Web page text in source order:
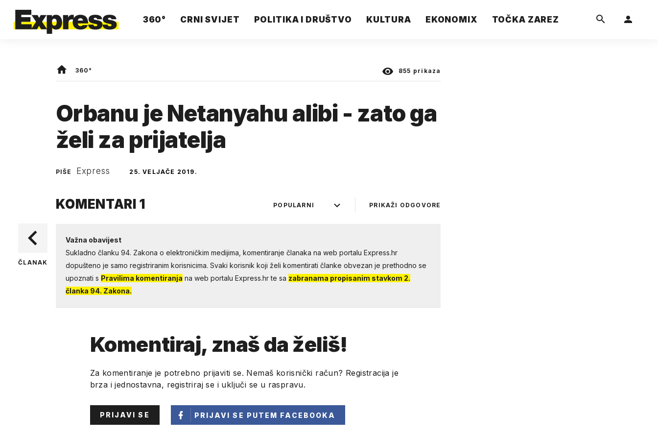
360° CRNI SVIJET POLITIKA I DRUŠTVO KULTURA EKONOMIX TOČKA ZAREZ
360° 855 prikaza
Orbanu je Netanyahu alibi - zato ga
želi za prijatelja
PIŠE Express 25. VELJAČE 2019.
ČLANAK
KOMENTARI 1 PRIKAŽI ODGOVORE
POPULARNI
Važna obavijest
Sukladno članku 94. Zakona o elektroničkim medijima, komentiranje članaka na web portalu Express.hr
dopušteno je samo registriranim korisnicima. Svaki korisnik koji želi komentirati članke obvezan je prethodno se
upoznati s Pravilima komentiranja na web portalu Express.hr te sa zabranama propisanim stavkom 2.
članka 94. Zakona.
Komentiraj, znaš da želiš!
Za komentiranje je potrebno prijaviti se. Nemaš korisnički račun? Registracija je
brza i jednostavna, registriraj se i uključi se u raspravu.
PRIJAVI SE PRIJAVI SE PUTEM FACEBOOKA